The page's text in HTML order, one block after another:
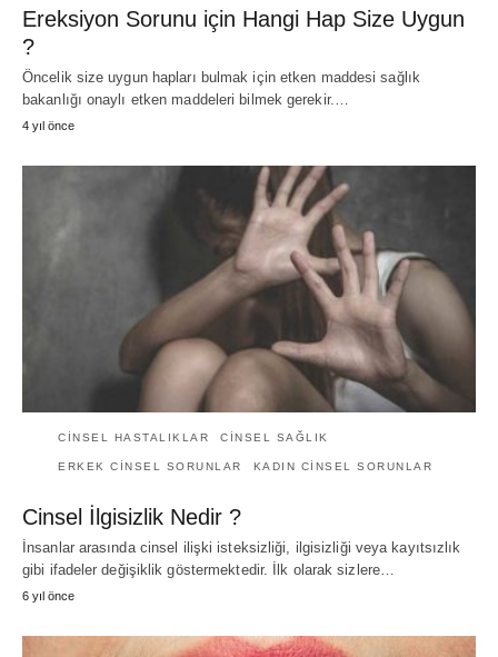
Ereksiyon Sorunu için Hangi Hap Size Uygun
?
Öncelik size uygun hapları bulmak için etken maddesi sağlık
bakanlığı onaylı etken maddeleri bilmek gerekir.…
4 yıl önce
CINSEL HASTALIKLAR CINSEL SAĞLIK
ERKEK CINSEL SORUNLAR KADIN CINSEL SORUNLAR
Cinsel İlgisizlik Nedir ?
İnsanlar arasında cinsel ilişki isteksizliği, ilgisizliği veya kayıtsızlık
gibi ifadeler değişiklik göstermektedir. İlk olarak sizlere…
6 yıl önce